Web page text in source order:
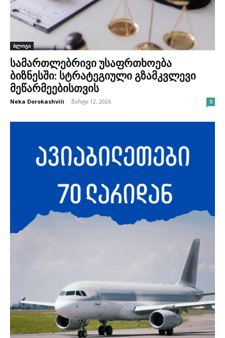
ბლოგი
სამართლებრივი უსაფრთხოება
ბიზნესში: სტრატეგიული გზამკვლევი
მეწარმეებისთვის
Neka Dorokashvili - მარტი 12, 2026 0